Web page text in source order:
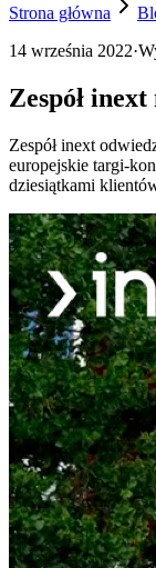
Strona główna
14 września 2022·
Zespół
Zespół inext
europejskie targi-
dziesiątkami